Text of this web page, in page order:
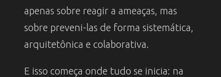
apenas sobre reagir a ameaças, mas
sobre preveni-las de forma sistemática,
arquitetônica e colaborativa.
E isso começa onde tudo se inicia: na